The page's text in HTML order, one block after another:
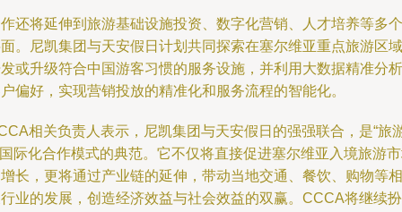
还将延伸到旅游基础设施投资、数字化营销、人才培养等多个
。尼凯集团与天安假日计划共同探索在塞尔维亚重点旅游区域
或升级符合中国游客习惯的服务设施，并利用大数据精准分析
偏好，实现营销投放的精准化和服务流程的智能化。
相关负责人表示，尼凯集团与天安假日的强强联合，是“旅
国际化合作模式的典范。它不仅将直接促进塞尔维亚入境旅游
长，更将通过产业链的延伸，带动当地交通、餐饮、购物等相
业的发展，创造经济效益与社会效益的双赢。CCCA将继续扮